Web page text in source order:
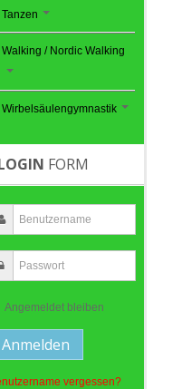
Tanzen
Walking / Nordic Walking
Wirbelsäulengymnastik
FORM
Angemeldet bleiben
vergessen?